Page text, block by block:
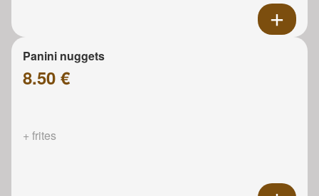
Panini nuggets
8.50 €
+ frites